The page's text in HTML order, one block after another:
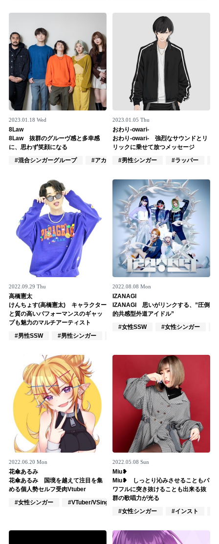
muevoクラウドファンディング
muevoコミュニティ
ぶいクラ！by muevo
ぶいコミュ！by muevo
ぶいマガ！ by muevo
Follow us
Official SNS
2023.01.18 Wed
8Law
8Law 抜群のグルーヴ感と多幸感
に、思わず笑顔になる
#混合シンガーグループ
#アカペラ #ポップス
2023.01.05 Thu
おわり-owari-
おわり-owari- 強烈なサウンドとリ
リックに乗せて放つメッセージ
#男性シンガー
#ラッパー
2022.09.29 Thu
高橋憲太
けんちょす(高橋憲太) キャラクター
と質の高いパフォーマンスのギャッ
プも魅力のマルチアーティスト
#男性SSW
#男性シンガー
2022.08.08 Mon
IZANAGI
IZANAGI 思いがリンクする、”圧倒
的共感型外道アイドル”
#女性SSW
#女性シンガー
2022.06.20 Mon
花傘あるみ
花傘あるみ 国境を越えて注目を集
める個人勢セルフ受肉Vtuber
#女性シンガー
#VTuber/VSinger #VOCALOID
2022.05.08 Sun
Miu❥
Miu❥ しっとり沁みさせることもパ
ワフルに突き抜けることも出来る抜
群の歌唱力が光る
#女性シンガー
#インスト